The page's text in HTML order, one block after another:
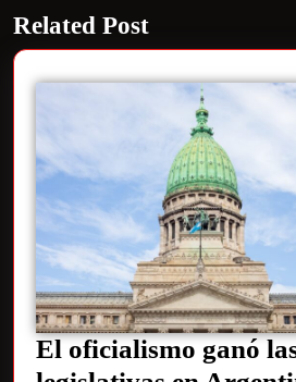
Related Post
El oficialismo ganó